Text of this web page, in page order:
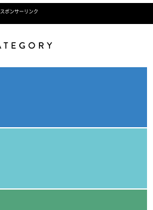
スポンサーリンク